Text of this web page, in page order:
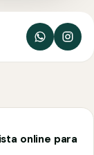
online para